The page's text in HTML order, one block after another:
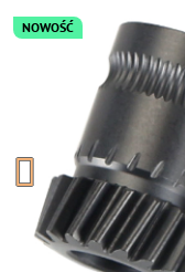
NOWOŚĆ